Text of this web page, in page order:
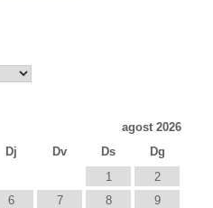
agost 2026
Dj Dv Ds
Dg
1
2
6 7 8
9